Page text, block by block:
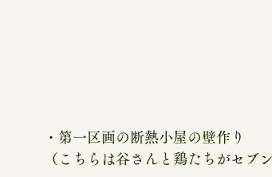
・第一区画の断熱小屋の壁作り
（こちらは谷さんと鶏たちがセブ